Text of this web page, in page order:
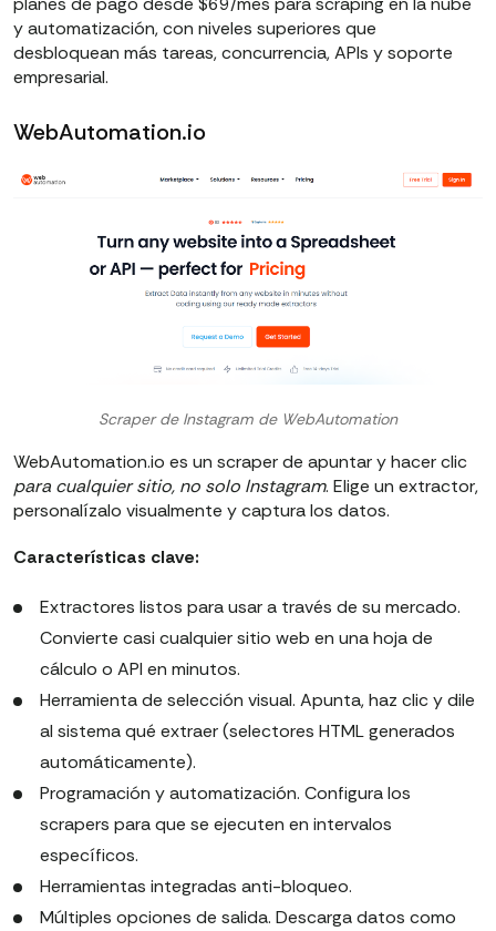
y automatización, con niveles superiores que
desbloquean más tareas, concurrencia, APIs y soporte
empresarial.
WebAutomation.io
Scraper de Instagram de WebAutomation
WebAutomation.io es un scraper de apuntar y hacer clic
para cualquier sitio, no solo Instagram. Elige un extractor,
personalízalo visualmente y captura los datos.
Características clave:
Extractores listos para usar a través de su mercado.
Convierte casi cualquier sitio web en una hoja de
cálculo o API en minutos.
Herramienta de selección visual. Apunta, haz clic y dile
al sistema qué extraer (selectores HTML generados
automáticamente).
Programación y automatización. Configura los
scrapers para que se ejecuten en intervalos
específicos.
Herramientas integradas anti-bloqueo.
Múltiples opciones de salida. Descarga datos como